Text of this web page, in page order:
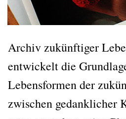
Archiv zukünf­ti­ger
ent­wi­ckelt die
Lebens­for­men der
zwi­schen gedank­li­cher